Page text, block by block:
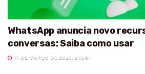
WhatsApp anuncia novo
conversas: Saiba como usar
17 DE MARÇO DE 2025, 21:59H